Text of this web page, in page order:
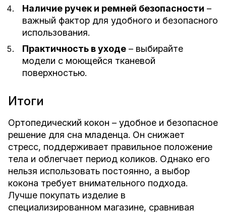
Наличие ручек и ремней безопасности –
важный фактор для удобного и безопасного
использования.
Практичность в уходе – выбирайте
модели с моющейся тканевой
поверхностью.
Итоги
Ортопедический кокон – удобное и безопасное
решение для сна младенца. Он снижает
стресс, поддерживает правильное положение
тела и облегчает период коликов. Однако его
нельзя использовать постоянно, а выбор
кокона требует внимательного подхода.
Лучше покупать изделие в
специализированном магазине, сравнивая